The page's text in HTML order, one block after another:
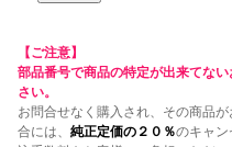
【ご注意】
部品番号で商品の特定が出来てな
さい。
お問合せなく購入され、その商品
合には、 純正定価の２０％のキャン